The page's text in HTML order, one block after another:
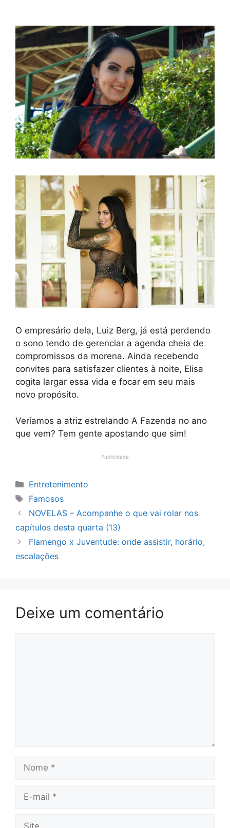
O empresário dela, Luiz Berg, já está perdendo
o sono tendo de gerenciar a agenda cheia de
compromissos da morena. Ainda recebendo
convites para satisfazer clientes à noite, Elisa
cogita largar essa vida e focar em seu mais
novo propósito.
Veríamos a atriz estrelando A Fazenda no ano
que vem? Tem gente apostando que sim!
Publicidade
Categorias
Entretenimento
Tags
Famosos
NOVELAS – Acompanhe o que vai rolar nos
capítulos desta quarta (13)
Flamengo x Juventude: onde assistir, horário,
escalações
Deixe um comentário
Nome
Site